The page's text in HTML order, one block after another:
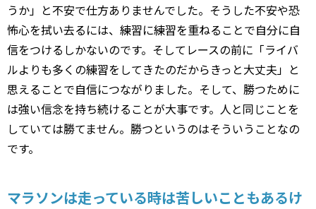
うか」と不安で仕方ありませんでした。そうした不安や恐
怖心を拭い去るには、練習に練習を重ねることで自分に自
信をつけるしかないのです。そしてレースの前に「ライバ
ルよりも多くの練習をしてきたのだからきっと大丈夫」と
思えることで自信につながりました。そして、勝つために
は強い信念を持ち続けることが大事です。人と同じことを
していては勝てません。勝つというのはそういうことなの
です。
マラソンは走っている時は苦しいこともあるけ